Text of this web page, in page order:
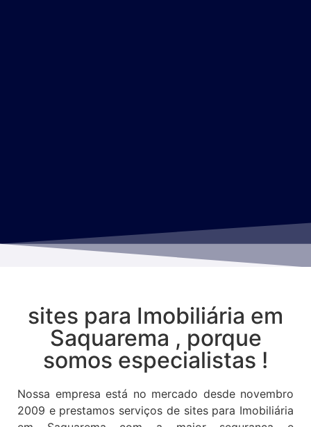
sites para Imobiliária em
Saquarema , porque
somos especialistas !
Nossa empresa está no mercado desde novembro
2009 e prestamos serviços de sites para Imobiliária